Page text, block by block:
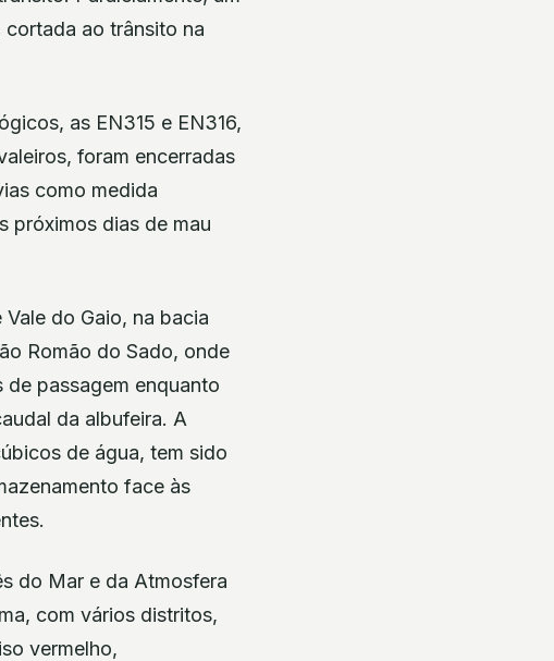
ao trânsito na
as EN315 e EN316,
foram encerradas
como medida
próximos dias de mau
do Gaio, na bacia
Romão do Sado, onde
passagem enquanto
da albufeira. A
de água, tem sido
face às
do Mar e da Atmosfera
com vários distritos,
vermelho,